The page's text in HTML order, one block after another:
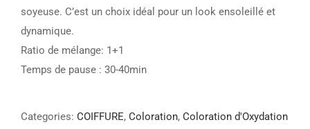
soyeuse. C’est un choix idéal pour un look ensoleillé et
dynamique.
Ratio de mélange: 1+1
Temps de pause : 30-40min
Categories: COIFFURE, Coloration, Coloration d'Oxydation